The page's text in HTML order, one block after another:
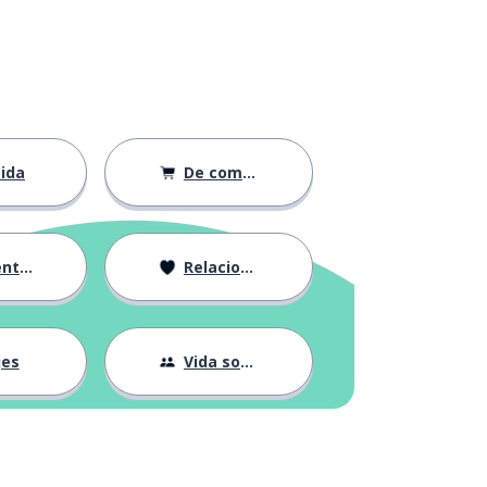
De compras
Relaciones
Vida social